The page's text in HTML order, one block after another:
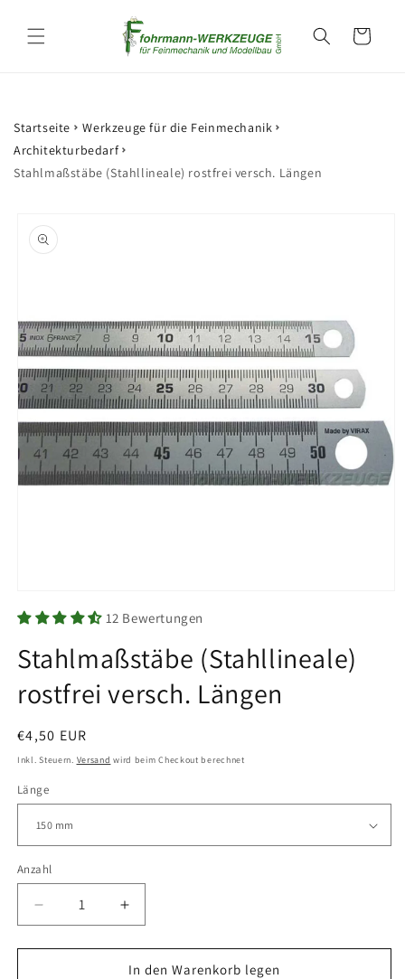
Inhalt
Warenkorb
Startseite
Werkzeuge für die Feinmechanik
Architekturbedarf
Stahlmaßstäbe (Stahllineale) rostfrei versch. Längen
1
in
öffnen
12 Bewertungen
Stahlmaßstäbe (Stahllineale)
rostfrei versch. Längen
Normaler
Preis
€4,50 EUR
Inkl. Steuern. Versand wird beim Checkout berechnet
Länge
Anzahl
Anzahl
Verringere
die
Menge
Erhöhe
die
Menge
für
In den Warenkorb legen